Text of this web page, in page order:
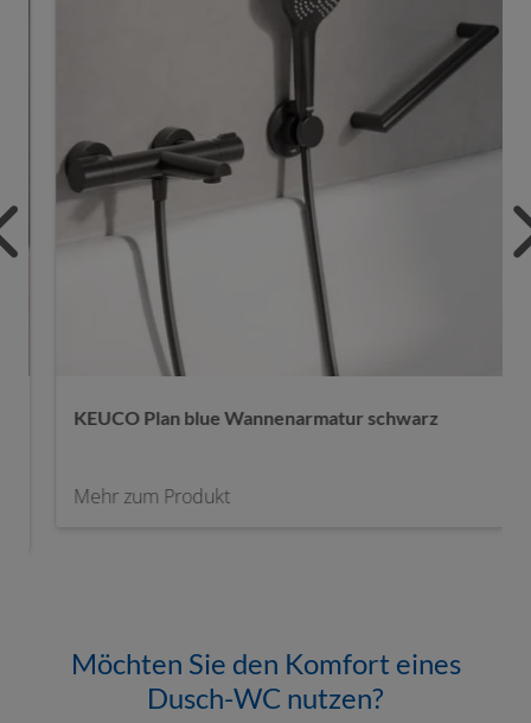
blue Wannenarmatur schwarz
HANSAGENESIS
Möchten Sie den Komfort eines
Dusch-WC nutzen?